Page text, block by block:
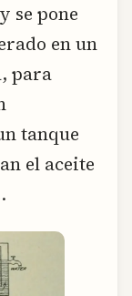
se pone
en un
para
tanque
el aceite